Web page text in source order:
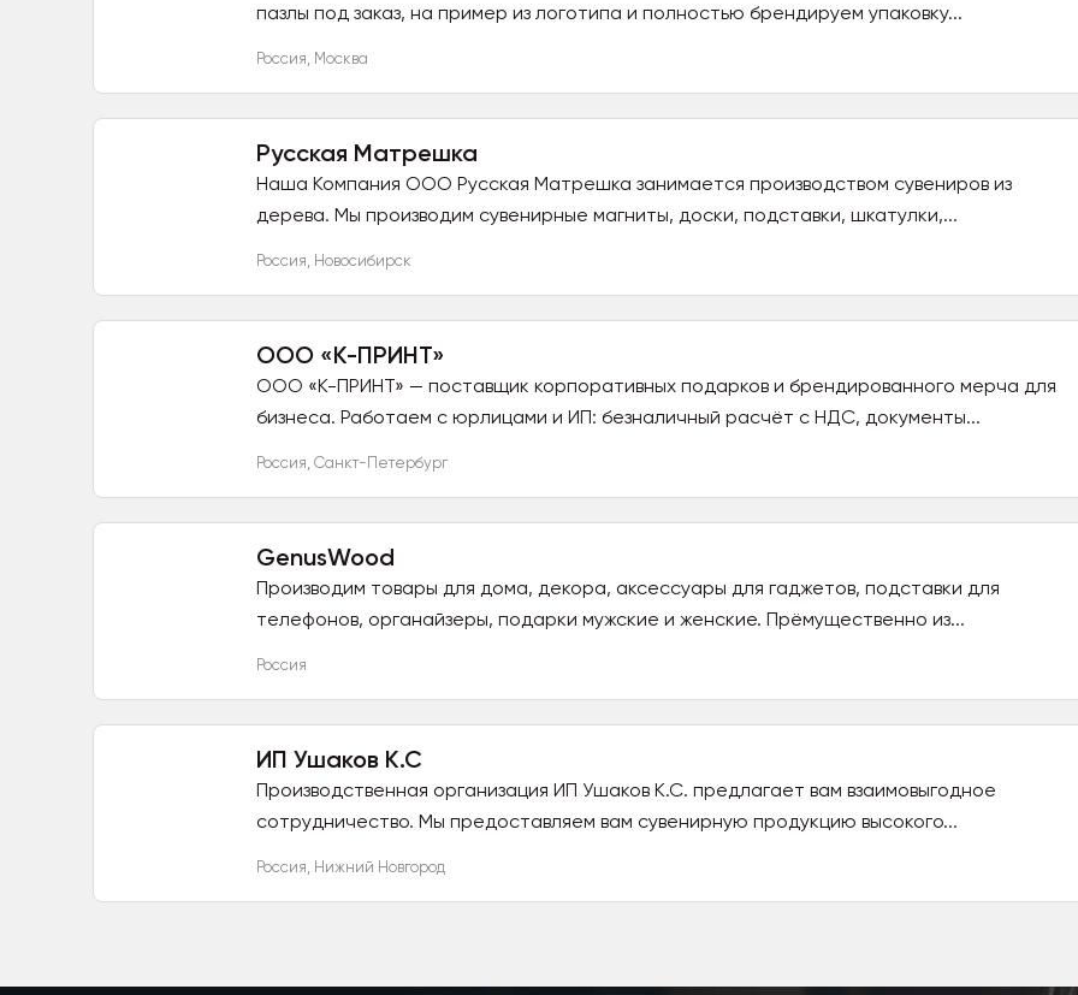
пазлы под заказ, на пример из логотипа и полностью брендируем упаковку...
Россия, Москва
Русская Матрешка
Наша Компания ООО Русская Матрешка занимается производством сувениров из
дерева. Мы производим сувенирные магниты, доски, подставки, шкатулки,...
Россия, Новосибирск
ООО «К-ПРИНТ»
ООО «К-ПРИНТ» — поставщик корпоративных подарков и брендированного мерча для
бизнеса. Работаем с юрлицами и ИП: безналичный расчёт с НДС, документы...
Россия, Санкт-Петербург
GenusWood
Производим товары для дома, декора, аксессуары для гаджетов, подставки для
телефонов, органайзеры, подарки мужские и женские. Прёмущественно из...
Россия
ИП Ушаков К.С
Производственная организация ИП Ушаков К.С. предлагает вам взаимовыгодное
сотрудничество. Мы предоставляем вам сувенирную продукцию высокого...
Россия, Нижний Новгород